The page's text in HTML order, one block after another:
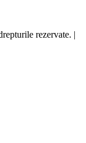
rezervate. |